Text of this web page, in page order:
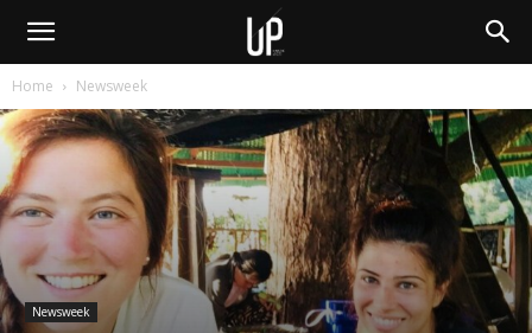
Home Newsweek
Newsweek